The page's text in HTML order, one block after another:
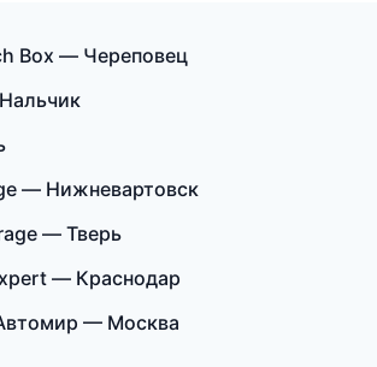
Box — Череповец
— Нижневартовск
— Тверь
— Краснодар
— Москва